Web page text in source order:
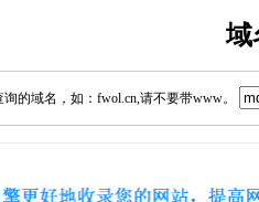
域
的域名，如：fwol.cn,请不要带www。